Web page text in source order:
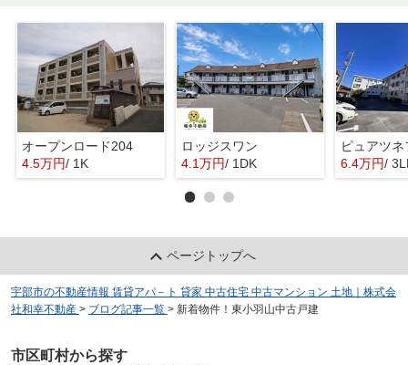
オープンロード204
4.5万円/ 1K
ロッジスワン
4.1万円/ 1DK
ピュアツネ
6.4万円/
ページトップへ
宇部市の不動産情報 賃貸アパ－ト 貸家 中古住宅 中古マンション 土地｜株式会
社和幸不動産 > ブログ記事一覧 > 新着物件！東小羽山中古戸建
市区町村から探す